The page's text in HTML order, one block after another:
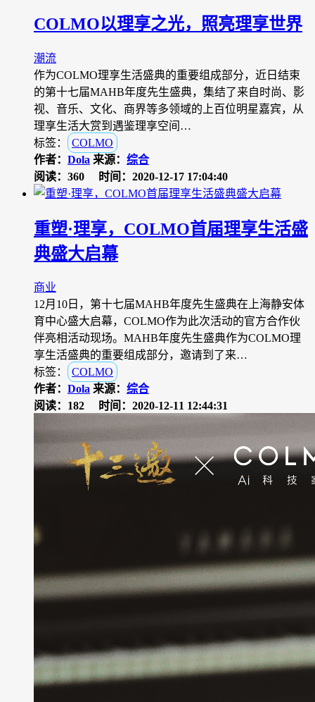
COLMO以理享之光，照亮理享世界
潮流
作为COLMO理享生活盛典的重要组成部分，近日结束
的第十七届MAHB年度先生盛典，集结了来自时尚、影
视、音乐、文化、商界等多领域的上百位明星嘉宾，从
理享生活大赏到遇鉴理享空间…
标签：
COLMO
作者： Dola 来源： 综合
阅读：360
时间：2020-12-17 17:04:40
重塑·理享，COLMO首届理享生活盛
典盛大启幕
商业
12月10日，第十七届MAHB年度先生盛典在上海静安体
育中心盛大启幕，COLMO作为此次活动的官方合作伙
伴亮相活动现场。MAHB年度先生盛典作为COLMO理
享生活盛典的重要组成部分，邀请到了来…
标签：
COLMO
作者： Dola 来源： 综合
阅读：182
时间：2020-12-11 12:44:31